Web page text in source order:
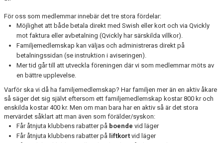
KONTAKT
WEBBSHOP
SNÖLÄGGNING
KIOSKEN
SARA HECTOR CUP
För oss som medlemmar innebär det tre stora fördelar:
Möjlighet att både betala direkt med Swish eller kort och via Qvickly
mot faktura eller avbetalning (Qvickly har särskilda villkor).
Familjemedlemskap kan väljas och administreras direkt på
betalningssidan (se instruktion i aviseringen).
Mer tid går till att utveckla föreningen där vi som medlemmar möts av
en bättre upplevelse.
Varför ska vi då ha familjemedlemskap? Har familjen mer än en aktiv åkare
så säger det sig självt eftersom ett familjemedlemskap kostar 800 kr och
enskilda kostar 400 kr. Men om man bara har en aktiv så är det stora
mervärdet såklart att man även som förälder/syskon:
Får åtnjuta klubbens rabatter på boende vid läger
Får åtnjuta klubbens rabatter på liftkort vid läger